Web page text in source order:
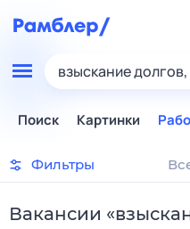
взыскание
Поиск Картинки
Фильтры
Вакансии «